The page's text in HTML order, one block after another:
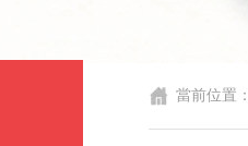
當前位置：